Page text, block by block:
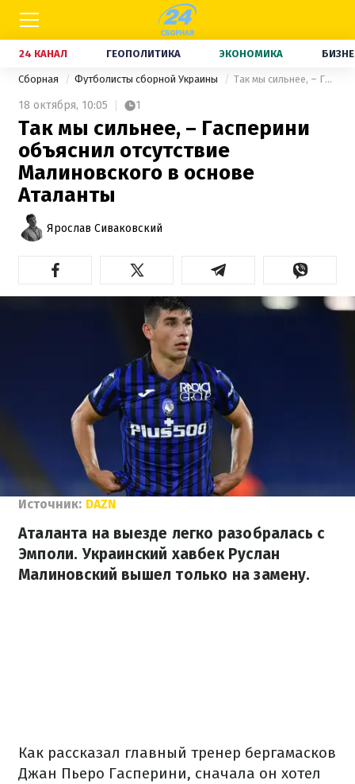
24 КАНАЛ ГЕОПОЛИТИКА ЭКОНОМИКА
Сборная Футболисты сборной Украины Так мы сильнее, – Гасперини объяснил отсутствие Малиновского в основе Аталанты
18 октября, 10:05 1
Так мы сильнее, – Гасперини
объяснил отсутствие
Малиновского в основе
Аталанты
Ярослав Сиваковский
Источник: DAZN
Аталанта на выезде легко разобралась с
Эмполи. Украинский хавбек Руслан
Малиновский вышел только на замену.
Как рассказал главный тренер бергамасков
Джан Пьеро Гасперини, сначала он хотел